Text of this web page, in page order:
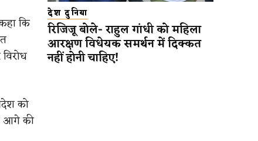
कि
को
आगे की
देश दुनिया
रिजिजू बोले- राहुल गांधी को महिला
आरक्षण विधेयक समर्थन में दिक्कत
नहीं होनी चाहिए!